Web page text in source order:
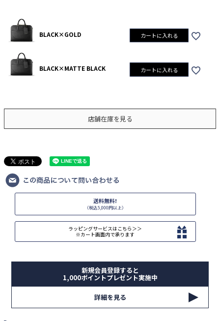
BLACK×GOLD カートに入れる
BLACK×MATTE BLACK カートに入れる
店舗在庫を見る
送料無料!
（税込5,000円以上）
ラッピングサービスはこちら＞＞
※カート画面内で承ります
新規会員登録すると
1,000ポイントプレゼント実施中
詳細を見る